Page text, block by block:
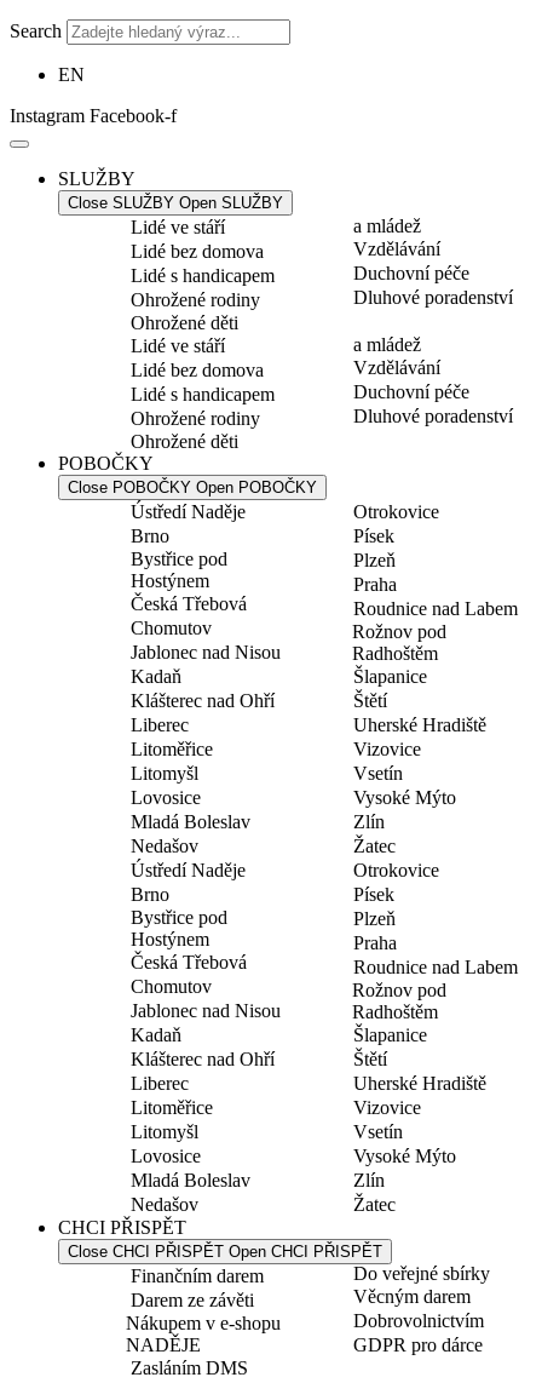
Search
EN
Instagram Facebook-f
SLUŽBY
Close SLUŽBY Open SLUŽBY
Lidé ve stáří
Lidé bez domova
Lidé s handicapem
Ohrožené rodiny
Ohrožené děti
a mládež
Vzdělávání
Duchovní péče
Dluhové poradenství
Lidé ve stáří
Lidé bez domova
Lidé s handicapem
Ohrožené rodiny
Ohrožené děti
a mládež
Vzdělávání
Duchovní péče
Dluhové poradenství
POBOČKY
Close POBOČKY Open POBOČKY
Ústředí Naděje
Brno
Bystřice pod
Hostýnem
Česká Třebová
Chomutov
Jablonec nad Nisou
Kadaň
Klášterec nad Ohří
Liberec
Litoměřice
Litomyšl
Lovosice
Mladá Boleslav
Nedašov
Otrokovice
Písek
Plzeň
Praha
Roudnice nad Labem
Rožnov pod
Radhoštěm
Šlapanice
Štětí
Uherské Hradiště
Vizovice
Vsetín
Vysoké Mýto
Zlín
Žatec
Ústředí Naděje
Brno
Bystřice pod
Hostýnem
Česká Třebová
Chomutov
Jablonec nad Nisou
Kadaň
Klášterec nad Ohří
Liberec
Litoměřice
Litomyšl
Lovosice
Mladá Boleslav
Nedašov
Otrokovice
Písek
Plzeň
Praha
Roudnice nad Labem
Rožnov pod
Radhoštěm
Šlapanice
Štětí
Uherské Hradiště
Vizovice
Vsetín
Vysoké Mýto
Zlín
Žatec
CHCI PŘISPĚT
Close CHCI PŘISPĚT Open CHCI PŘISPĚT
Finančním darem
Darem ze závěti
Nákupem v e-shopu
NADĚJE
Zasláním DMS
Do veřejné sbírky
Věcným darem
Dobrovolnictvím
GDPR pro dárce